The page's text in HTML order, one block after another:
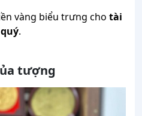
vàng biểu trưng cho tài
.
tượng